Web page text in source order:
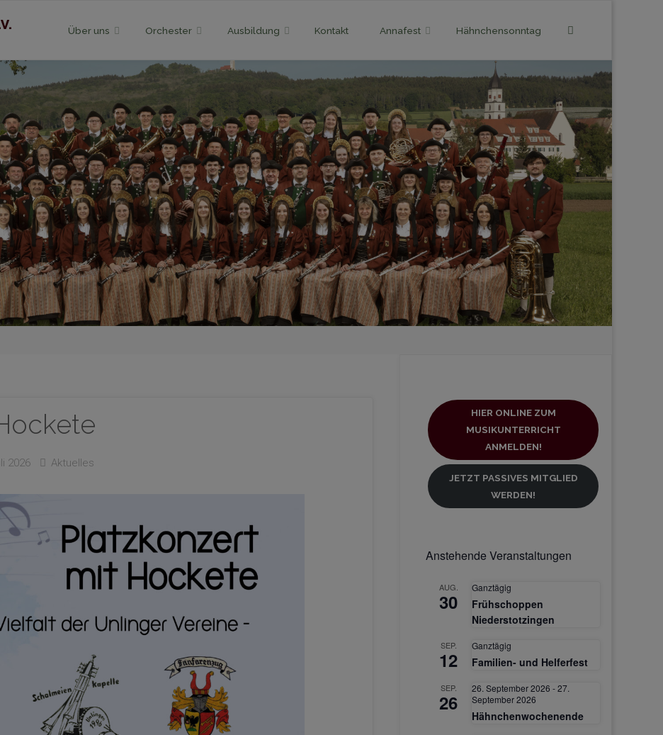
content
Über uns Orchester Ausbildung Kontakt Annafest Hähnchensonntag
2026 Aktuelles
HIER ONLINE ZUM
MUSIKUNTERRICHT
ANMELDEN!
JETZT PASSIVES MITGLIED
WERDEN!
Anstehende Veranstaltungen
AUG.
30
Ganztägig
Frühschoppen
Niederstotzingen
SEP.
12
Ganztägig
Familien- und Helferfest
SEP.
26
26. September 2026 -27.
September 2026
Hähnchenwochenende